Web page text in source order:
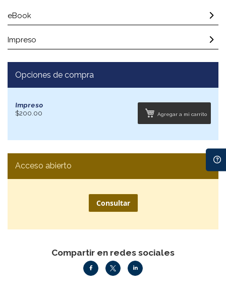
eBook
Impreso
Opciones de compra
Impreso
$200.00
Agregar a mi carrito
Acceso abierto
Consultar
Compartir en redes sociales